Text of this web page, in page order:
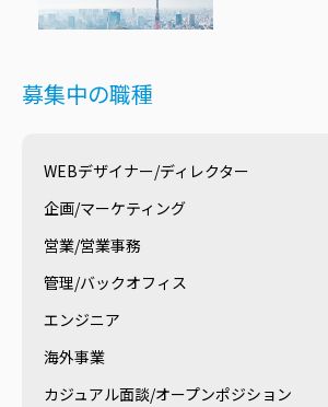
募集中の職種
WEBデザイナー/ディレクター
企画/マーケティング
営業/営業事務
管理/バックオフィス
エンジニア
海外事業
カジュアル面談/オープンポジション